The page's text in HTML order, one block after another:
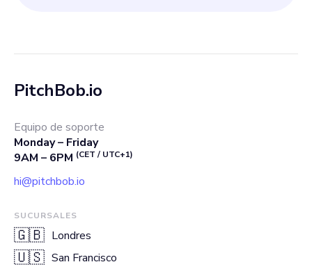
PitchBob.io
Equipo de soporte
Monday – Friday
9AM – 6PM (CET / UTC+1)
hi@pitchbob.io
SUCURSALES
🇬🇧 Londres
🇺🇸 San Francisco